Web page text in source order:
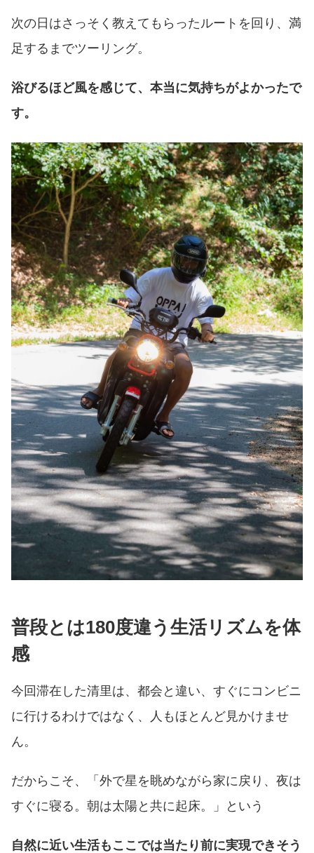
次の日はさっそく教えてもらったルートを回り、満
足するまでツーリング。
浴びるほど風を感じて、本当に気持ちがよかったで
す。
普段とは180度違う生活リズムを体
感
今回滞在した清里は、都会と違い、すぐにコンビニ
に行けるわけではなく、人もほとんど見かけませ
ん。
だからこそ、「外で星を眺めながら家に戻り、夜は
すぐに寝る。朝は太陽と共に起床。」という
自然に近い生活もここでは当たり前に実現できそう